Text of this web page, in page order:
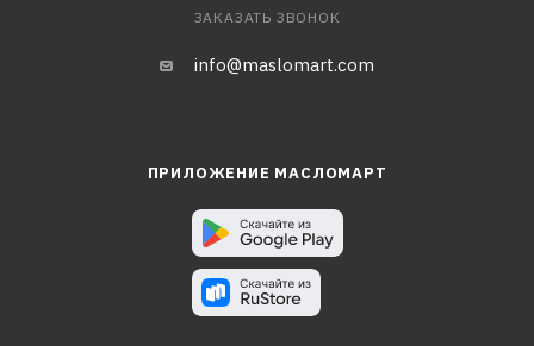
ЗАКАЗАТЬ ЗВОНОК
info@maslomart.com
ПРИЛОЖЕНИЕ МАСЛОМАРТ